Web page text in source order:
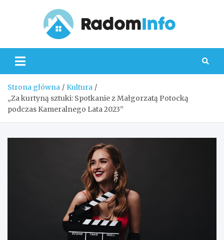
Strona główna
Kultura
„Za kurtyną sztuki: Spotkanie z Małgorzatą Potocką
podczas Kameralnego Lata 2023”